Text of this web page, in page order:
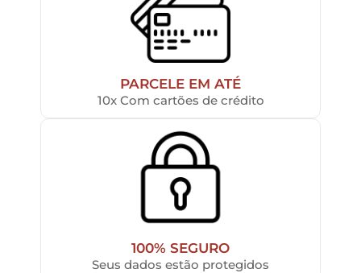
PARCELE EM ATÉ
10x Com cartões de crédito
100% SEGURO
Seus dados estão protegidos